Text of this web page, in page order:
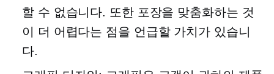
할 수 없습니다. 또한 포장을 맞춤화하는 것
이 더 어렵다는 점을 언급할 가치가 있습니
다.